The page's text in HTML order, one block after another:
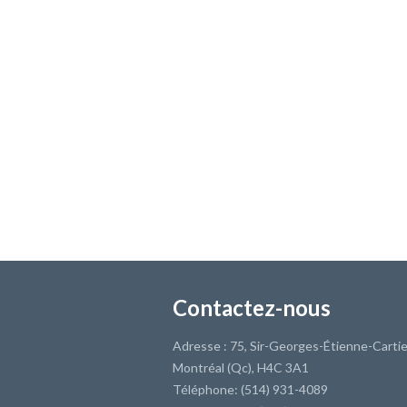
Contactez-nous
Adresse : 75, Sir-Georges-Étienne-
Montréal (Qc), H4C 3A1
Téléphone: (514) 931-4089